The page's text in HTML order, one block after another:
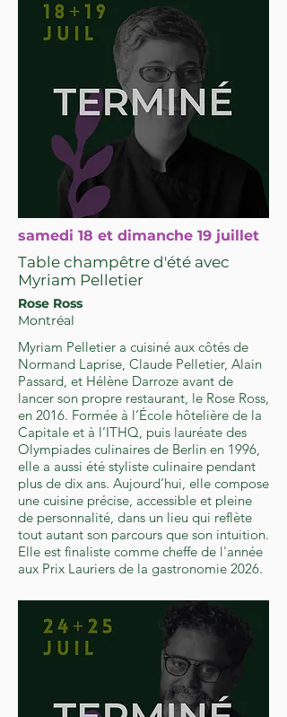
samedi 18 et dimanche 19 juillet
Table champêtre d'été avec
Myriam Pelletier
Rose Ross
Montréal
Myriam Pelletier a cuisiné aux côtés de
Normand Laprise, Claude Pelletier, Alain
Passard, et Hélène Darroze avant de
lancer son propre restaurant, le Rose Ross,
en 2016. Formée à l’École hôtelière de la
Capitale et à l’ITHQ, puis lauréate des
Olympiades culinaires de Berlin en 1996,
elle a aussi été styliste culinaire pendant
plus de dix ans. Aujourd’hui, elle compose
une cuisine précise, accessible et pleine
de personnalité, dans un lieu qui reflète
tout autant son parcours que son intuition.
Elle est finaliste comme cheffe de l'année
aux Prix Lauriers de la gastronomie 2026.